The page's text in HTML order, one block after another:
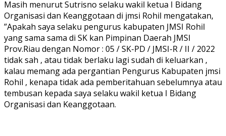
Masih menurut Sutrisno selaku wakil ketua I Bidang
Organisasi dan Keanggotaan di jmsi Rohil mengatakan,
”Apakah saya selaku pengurus kabupaten JMSI Rohil
yang sama sama di SK kan Pimpinan Daerah JMSI
Prov.Riau dengan Nomor : 05 / SK-PD / JMSI-R / II / 2022
tidak sah , atau tidak berlaku lagi sudah di keluarkan ,
kalau memang ada pergantian Pengurus Kabupaten jmsi
Rohil , kenapa tidak ada pemberitahuan sebelumnya atau
tembusan kepada saya selaku wakil ketua I Bidang
Organisasi dan Keanggotaan.